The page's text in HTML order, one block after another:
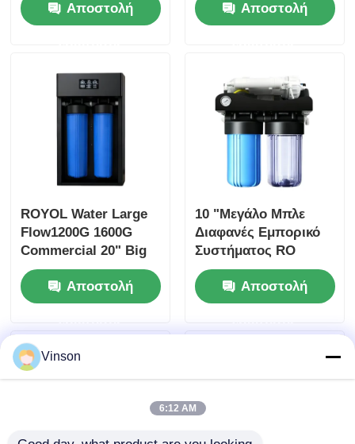
φίλτρου για εμπορική
και οικιακή χρήση
Αποστολή
στο σπίτιΑποστολή
ROYOL Water Large
Flow1200G 1600G
Commercial 20" Big
Blue RO σύστημα με
υπενθύμιση φίλτρου
Αποστολή
10 "Μεγάλο Μπλε
Διαφανές Εμπορικό
Συστήματος RO
Καθαριστικό Νερού
με 4 Στάδια Διήθηση
Αποστολή
Vinson
6:12 AM